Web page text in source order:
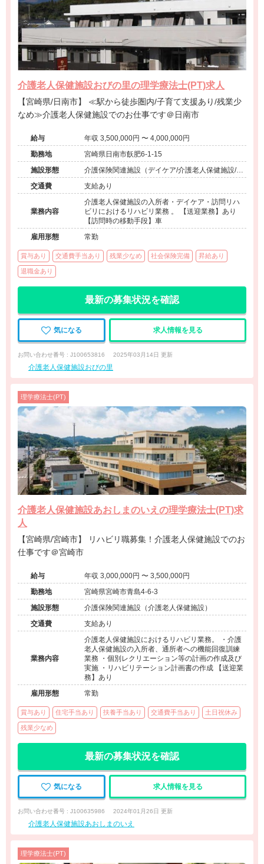
介護老人保健施設おびの里の理学療法士(PT)求人
【宮崎県/日南市】 ≪駅から徒歩圏内/子育て支援あり/残業少
なめ≫介護老人保健施設でのお仕事です＠日南市
給与
年収 3,500,000円 〜 4,000,000円
勤務地
宮崎県日南市飫肥6-1-15
施設形態
介護保険関連施設（デイケア/介護老人保健施設/訪
問看護・リハ）
交通費 支給あり
業務内容
介護老人保健施設の入所者・デイケア・訪問リハ
ビリにおけるリハビリ業務 。 【送迎業務】あり
【訪問時の移動手段】車
雇用形態
常勤
賞与あり 交通費手当あり 残業少なめ 社会保険完備 昇給あり
退職金あり
最新の募集状況を確認
気になる 求人情報を見る
お問い合わせ番号 : J100653816 2025年03月14日 更新
介護老人保健施設おびの里
理学療法士(PT)
介護老人保健施設あおしまのいえの理学療法士(PT)求
人
【宮崎県/宮崎市】 リハビリ職募集！介護老人保健施設でのお
仕事です＠宮崎市
給与
年収 3,000,000円 〜 3,500,000円
勤務地
宮崎県宮崎市青島4-6-3
施設形態
介護保険関連施設（介護老人保健施設）
交通費
支給あり
業務内容
介護老人保健施設におけるリハビリ業務。 ・介護
老人保健施設の入所者、通所者への機能回復訓練
業務 ・個別レクリエーション等の計画の作成及び
実施 ・リハビリテーション計画書の作成 【送迎業
務】あり
雇用形態
常勤
賞与あり 住宅手当あり 扶養手当あり 交通費手当あり 土日祝休み
残業少なめ
最新の募集状況を確認
気になる 求人情報を見る
お問い合わせ番号 : J100635986 2024年01月26日 更新
介護老人保健施設あおしまのいえ
理学療法士(PT)